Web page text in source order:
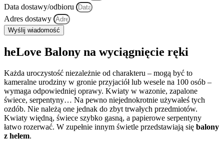
Data dostawy/odbioru
Adres dostawy
Wyślij wiadomość
heLove Balony na wyciągnięcie ręki
Każda uroczystość niezależnie od charakteru – mogą być to
kameralne urodziny w gronie przyjaciół lub wesele na 100 osób –
wymaga odpowiedniej oprawy. Kwiaty w wazonie, zapalone
świece, serpentyny… Na pewno niejednokrotnie używałeś tych
ozdób. Nie należą one jednak do zbyt trwałych przedmiotów.
Kwiaty więdną, świece szybko gasną, a papierowe serpentyny
łatwo rozerwać. W zupełnie innym świetle przedstawiają się balony
z helem.